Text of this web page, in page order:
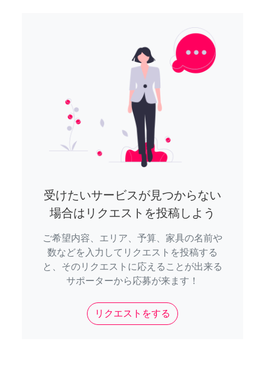
受けたいサービスが見つからない
場合はリクエストを投稿しよう
ご希望内容、エリア、予算、家具の名前や
数などを入力してリクエストを投稿する
と、そのリクエストに応えることが出来る
サポーターから応募が来ます！
リクエストをする